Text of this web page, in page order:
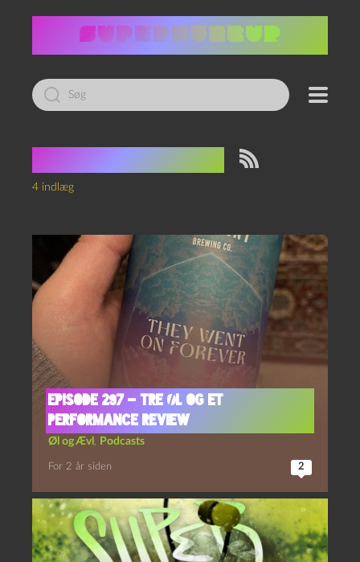
Led
efter:
crossover
4 indlæg
Episode 297 – Tre Øl og Et
Performance Review
Øl og Ævl , Podcasts
For 2 år siden 2